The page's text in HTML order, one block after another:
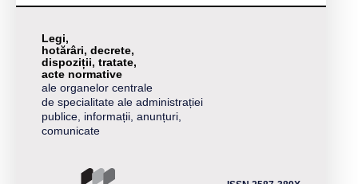
Legi,
hotărâri, decrete,
dispoziții, tratate,
acte normative
ale organelor centrale
de specialitate ale administrației
publice, informații, anunțuri,
comunicate